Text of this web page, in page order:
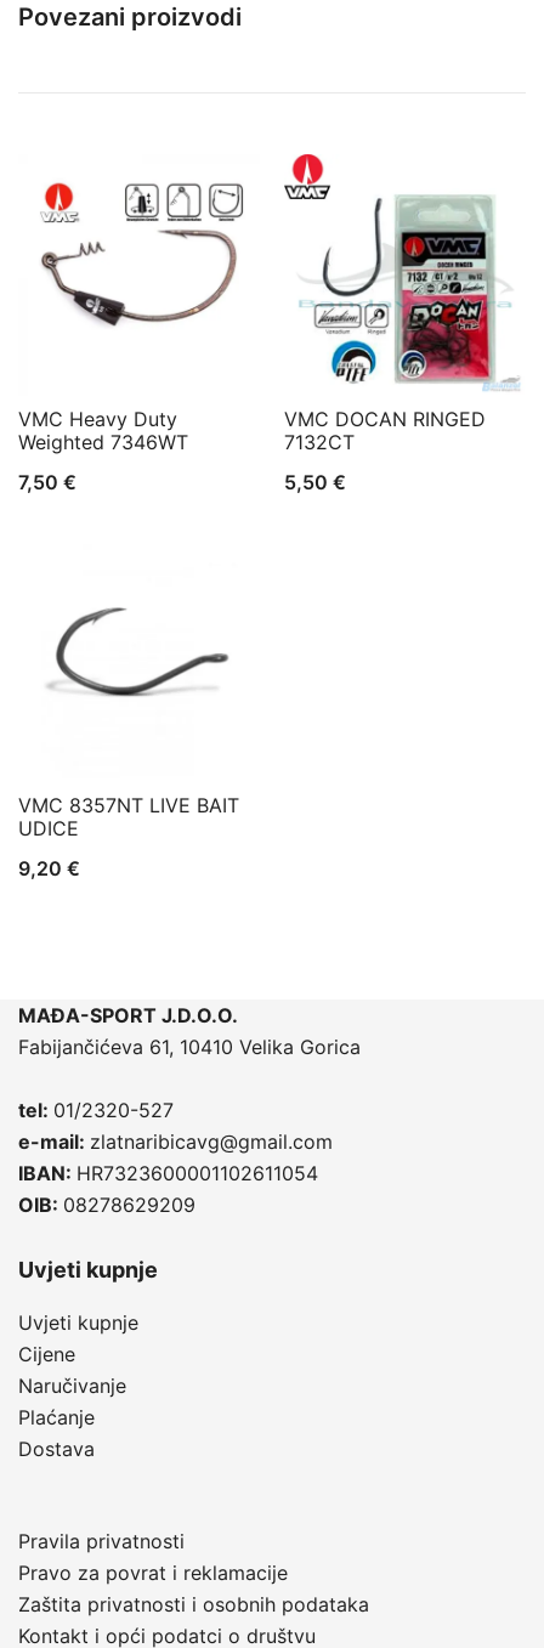
Povezani proizvodi
VMC Heavy Duty
Weighted 7346WT
7,50 €
VMC DOCAN RINGED
7132CT
5,50 €
VMC 8357NT LIVE BAIT
UDICE
9,20 €
MAĐA-SPORT J.D.O.O.
Fabijančićeva 61, 10410 Velika Gorica
tel: 01/2320-527
e-mail: zlatnaribicavg@gmail.com
IBAN: HR7323600001102611054
OIB: 08278629209
Uvjeti kupnje
Uvjeti kupnje
Cijene
Naručivanje
Plaćanje
Dostava
Pravila privatnosti
Pravo za povrat i reklamacije
Zaštita privatnosti i osobnih podataka
Kontakt i opći podatci o društvu